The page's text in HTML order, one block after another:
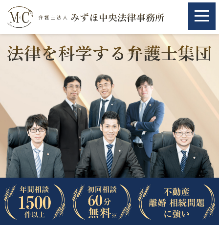
ホーム
相続・遺言
離婚（夫婦間トラブル）
企業法務
労働問題（解雇，残業等）
刑事弁護
交通事故
ホーム
相続・遺言
離婚（夫婦間トラブル）
企業法務
労働問題（解雇，残業等）
刑事弁護
交通事故